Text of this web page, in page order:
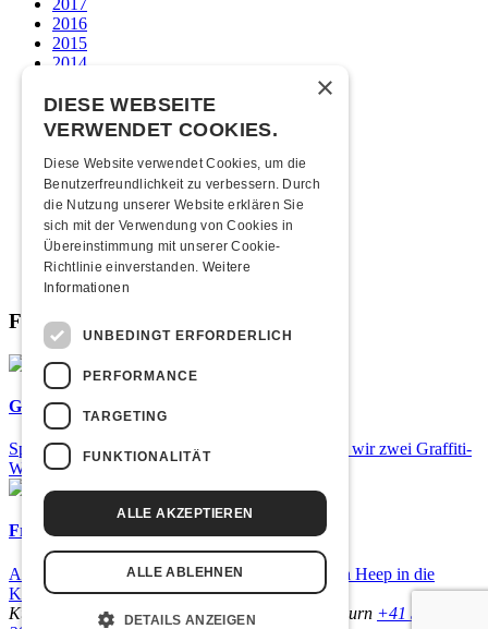
2017
2016
2015
2014
2012
2011
2010
2009
2008
2007
2006
2005
2004
2003
Fabrikgeflüster
Graffiti-Workshops
Spray dein eigenes Graffiti! Im September führen wir zwei Graffiti-
Workshops für Kinder und Jugendliche durch.
Frisch bestätigt: Uriah Heep
Am Sonntag, 15. November 2026 kommen Uriah Heep in die
Kulturfabrik Kofmehl!
Kulturfabrik Kofmehl Kofmehlweg 1 4502 Solothurn +41 32 621
×
DIESE WEBSEITE
VERWENDET COOKIES.
Diese Website verwendet Cookies, um die
Benutzerfreundlichkeit zu verbessern. Durch
die Nutzung unserer Website erklären Sie
sich mit der Verwendung von Cookies in
Übereinstimmung mit unserer Cookie-
Richtlinie einverstanden. Weitere
Informationen
UNBEDINGT ERFORDERLICH
PERFORMANCE
TARGETING
FUNKTIONALITÄT
ALLE AKZEPTIEREN
ALLE ABLEHNEN
DETAILS ANZEIGEN